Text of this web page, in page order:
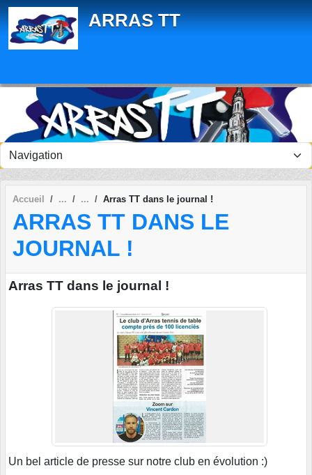
ARRAS TT
Accueil Arras TT dans le journal !
ARRAS TT DANS LE
JOURNAL !
Arras TT dans le journal !
Un bel article de presse sur notre club en évolution :)
Panneau de gestion des cookies